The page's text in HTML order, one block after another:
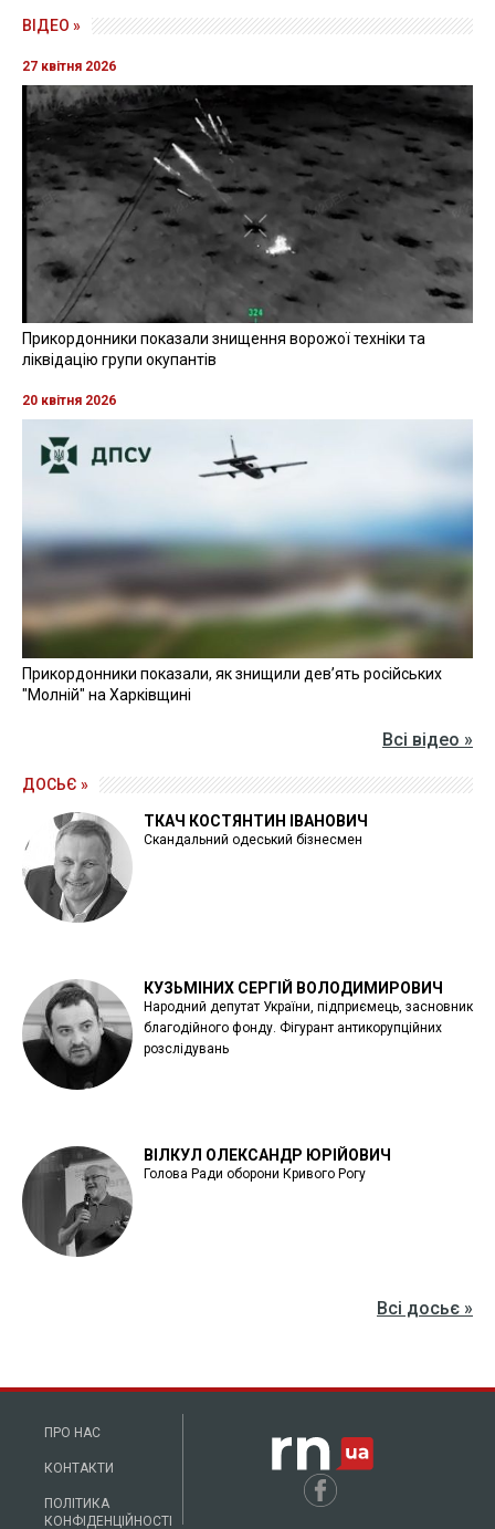
ВІДЕО »
27 квітня 2026
Прикордонники показали знищення ворожої техніки та
ліквідацію групи окупантів
20 квітня 2026
Прикордонники показали, як знищили девʼять російських
"Молній" на Харківщині
Всі відео »
ДОСЬЄ »
ТКАЧ КОСТЯНТИН ІВАНОВИЧ
Скандальний одеський бізнесмен
КУЗЬМІНИХ СЕРГІЙ ВОЛОДИМИРОВИЧ
Народний депутат України, підприємець, засновник
благодійного фонду. Фігурант антикорупційних
розслідувань
ВІЛКУЛ ОЛЕКСАНДР ЮРІЙОВИЧ
Голова Ради оборони Кривого Рогу
Всі досьє »
ПРО НАС
КОНТАКТИ
ПОЛІТИКА
КОНФІДЕНЦІЙНОСТІ